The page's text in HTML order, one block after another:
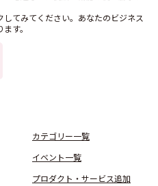
てみてください。あなたのビジネス
す。
カテゴリー一覧
イベント一覧
プロダクト・サービス追加